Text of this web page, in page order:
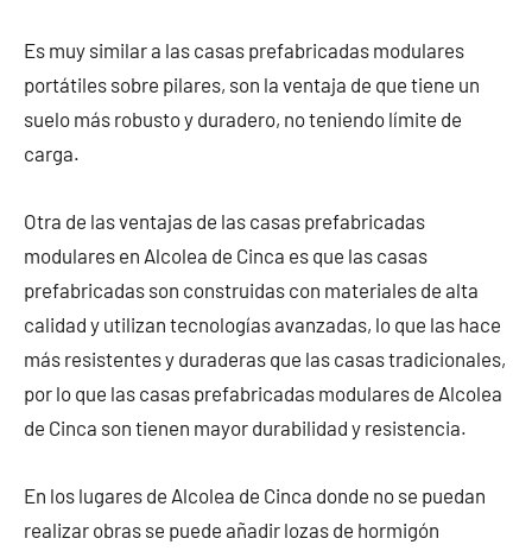
Es muy similar a las casas prefabricadas modulares
portátiles sobre pilares, son la ventaja de que tiene un
suelo más robusto y duradero, no teniendo límite de
carga.
Otra de las ventajas de las casas prefabricadas
modulares en Alcolea de Cinca es que las casas
prefabricadas son construidas con materiales de alta
calidad y utilizan tecnologías avanzadas, lo que las hace
más resistentes y duraderas que las casas tradicionales,
por lo que las casas prefabricadas modulares de Alcolea
de Cinca son tienen mayor durabilidad y resistencia.
En los lugares de Alcolea de Cinca donde no se puedan
realizar obras se puede añadir lozas de hormigón